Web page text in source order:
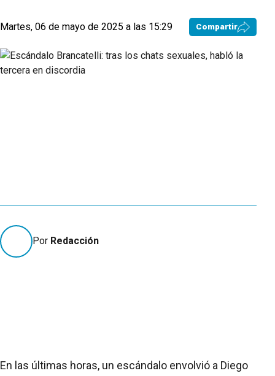
Martes, 06 de mayo de 2025 a las 15:29 Compartir
Por Redacción
En las últimas horas, un escándalo envolvió a Diego